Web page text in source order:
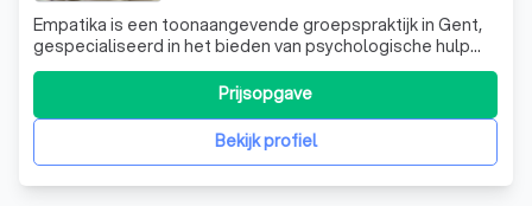
Empatika is een toonaangevende groepspraktijk in Gent,
gespecialiseerd in het bieden van psychologische hulp
aan kinderen, jongeren, volwassenen en ouderen. Als een
zelfstandige, niet-gesubsidieerde praktijk, onderscheiden
we ons door onze toewijding aan het bieden van
uitgebreide zorg voor mensen d
Bekijk profiel
Prijsopgave